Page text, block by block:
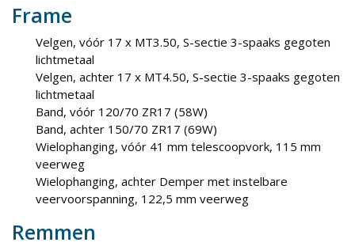
Frame
Velgen, vóór 17 x MT3.50, S-sectie 3-spaaks gegoten
lichtmetaal
Velgen, achter 17 x MT4.50, S-sectie 3-spaaks gegoten
lichtmetaal
Band, vóór 120/70 ZR17 (58W)
Band, achter 150/70 ZR17 (69W)
Wielophanging, vóór 41 mm telescoopvork, 115 mm
veerweg
Wielophanging, achter Demper met instelbare
veervoorspanning, 122,5 mm veerweg
Remmen